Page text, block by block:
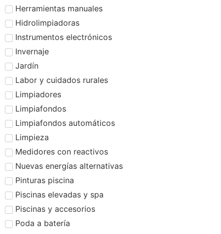
Herramientas manuales
Hidrolimpiadoras
Instrumentos electrónicos
Invernaje
Jardín
Labor y cuidados rurales
Limpiadores
Limpiafondos
Limpiafondos automáticos
Limpieza
Medidores con reactivos
Nuevas energías alternativas
Pinturas piscina
Piscinas elevadas y spa
Piscinas y accesorios
Poda a batería